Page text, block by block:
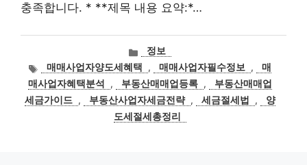
충족합니다. * **제목 내용 요약:*…
카
테
고
리
정보
태
그
매매사업자양도세혜택 , 매매사업자필수정보 ,
매
매사업자혜택분석
, 부동산매매업등록 ,
부동산매매업
세금가이드 , 부동산사업자세금전략 , 세금절세법 ,
양
도세절세총정리